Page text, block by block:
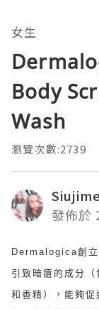
女生
Body
Wash
瀏覽次數:2739
發佈於
Dermalogica創
引致暗瘡的成分
和香精），能夠促